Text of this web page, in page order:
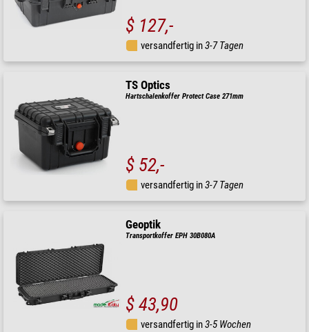
$ 127,-
versandfertig in3-7 Tagen
TS Optics
Hartschalenkoffer Protect Case 271mm
$ 52,-
versandfertig in3-7 Tagen
Geoptik
Transportkoffer EPH 30B080A
$ 43,90
versandfertig in3-5 Wochen